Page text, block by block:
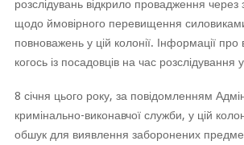
розслідувань відкрило провадження через
щодо ймовірного перевищення
повноважень у цій колонії. Інформації про
когось із посадовців на час розслідування
8 січня цього року, за повідомленням
кримінально-виконавчої служби, у цій
обшук для виявлення заборонених